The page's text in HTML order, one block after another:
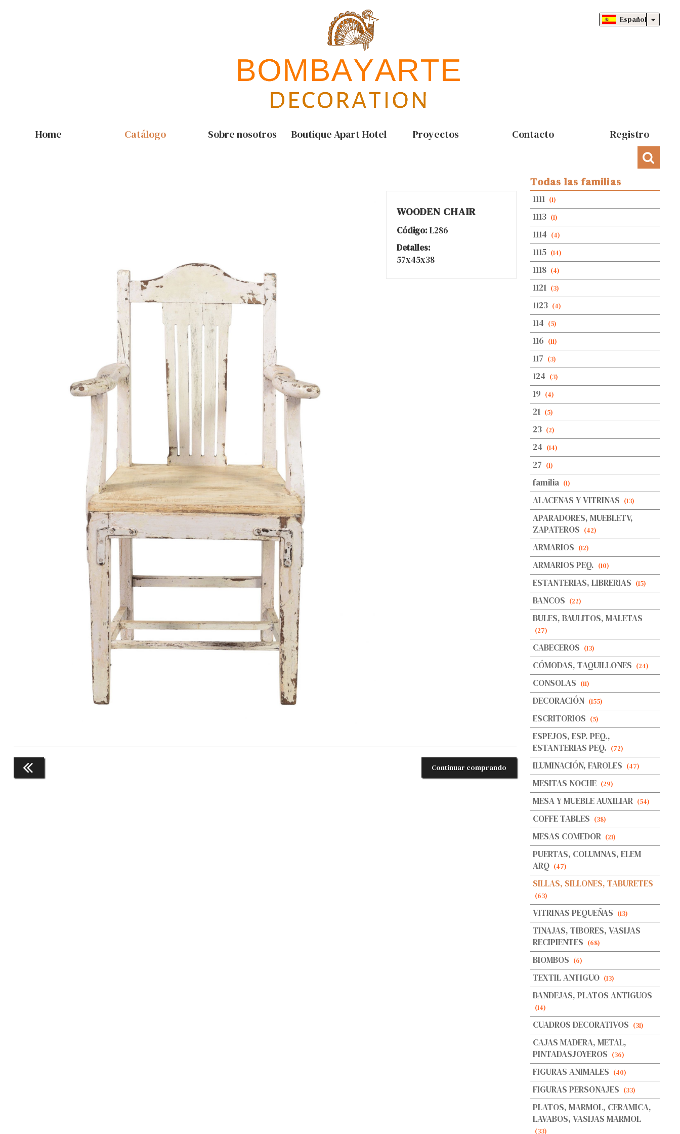
Español
Home Catálogo Sobre nosotros Boutique Apart Hotel Proyectos Contacto Registro
Todas las familias
1111 (1)
1113 (1)
1114 (4)
1115 (14)
1118 (4)
1121 (3)
1123 (4)
114 (5)
116 (11)
117 (3)
124 (3)
19 (4)
21 (5)
23 (2)
24 (14)
27 (1)
familia (1)
ALACENAS Y VITRINAS (13)
APARADORES, MUEBLETV,
ZAPATEROS (42)
ARMARIOS (12)
ARMARIOS PEQ. (10)
ESTANTERIAS, LIBRERIAS (15)
BANCOS (22)
BULES, BAULITOS, MALETAS
(27)
CABECEROS (13)
CÓMODAS, TAQUILLONES (24)
CONSOLAS (11)
DECORACIÓN (155)
ESCRITORIOS (5)
ESPEJOS, ESP. PEQ.,
ESTANTERIAS PEQ. (72)
ILUMINACIÓN, FAROLES (47)
MESITAS NOCHE (29)
MESA Y MUEBLE AUXILIAR (54)
COFFE TABLES (38)
MESAS COMEDOR (21)
PUERTAS, COLUMNAS, ELEM
ARQ (47)
SILLAS, SILLONES, TABURETES
(63)
VITRINAS PEQUEÑAS (13)
TINAJAS, TIBORES, VASIJAS
RECIPIENTES (68)
BIOMBOS (6)
TEXTIL ANTIGUO (13)
BANDEJAS, PLATOS ANTIGUOS
(14)
CUADROS DECORATIVOS (31)
CAJAS MADERA, METAL,
PINTADASJOYEROS (36)
FIGURAS ANIMALES (40)
FIGURAS PERSONAJES (33)
PLATOS, MARMOL, CERAMICA,
LAVABOS, VASIJAS MARMOL
(33)
WOODEN CHAIR
Código: L286
Detalles:
57x45x38
Continuar comprando